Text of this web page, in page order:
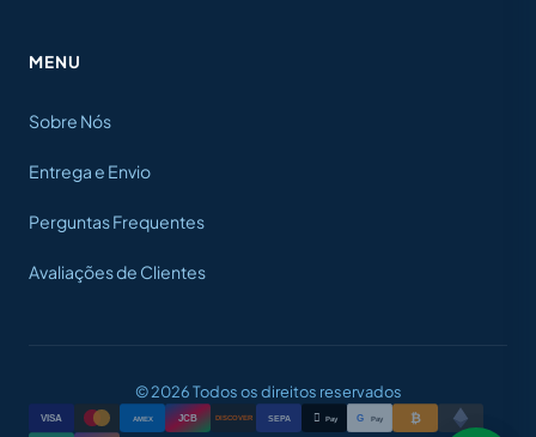
MENU
Sobre Nós
Entrega e Envio
Perguntas Frequentes
Avaliações de Clientes
© 2026 Todos os direitos reservados
VISA AMEX JCB DISCOVER SEPA  Pay G Pay ₿